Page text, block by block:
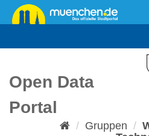
Überspringen
zum
Open Data
Portal
Gruppen